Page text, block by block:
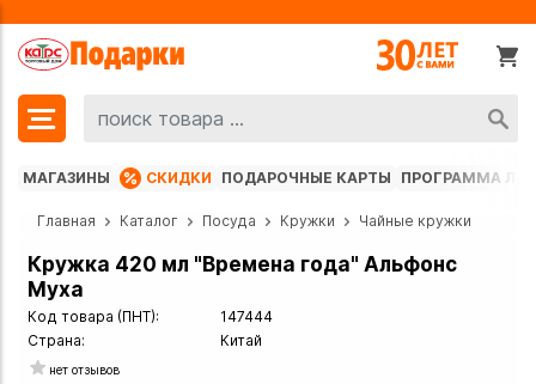
МАГАЗИНЫ СКИДКИ ПОДАРОЧНЫЕ КАРТЫ ПРОГРАММА
Главная Каталог Посуда Кружки Чайные кружки
Кружка 420 мл "Времена года" Альфонс
Муха
Код товара (ПНТ):
147444
Страна:
Китай
нет отзывов